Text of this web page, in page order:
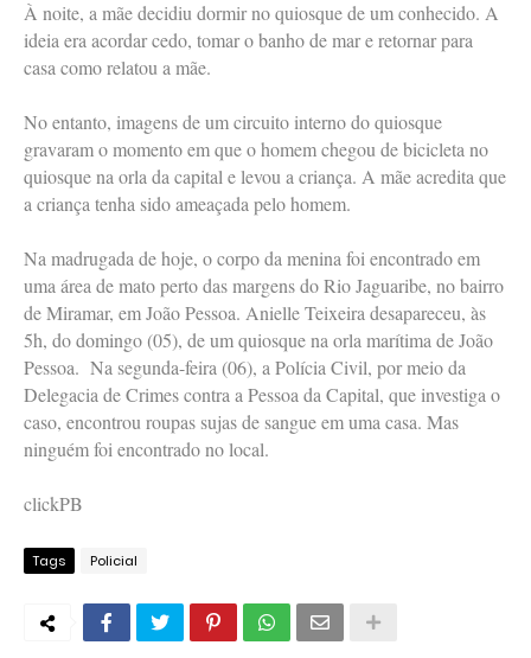
À noite, a mãe decidiu dormir no quiosque de um conhecido. A
ideia era acordar cedo, tomar o banho de mar e retornar para
casa como relatou a mãe.
No entanto, imagens de um circuito interno do quiosque
gravaram o momento em que o homem chegou de bicicleta no
quiosque na orla da capital e levou a criança. A mãe acredita que
a criança tenha sido ameaçada pelo homem.
Na madrugada de hoje, o corpo da menina foi encontrado em
uma área de mato perto das margens do Rio Jaguaribe, no bairro
de Miramar, em João Pessoa. Anielle Teixeira desapareceu, às
5h, do domingo (05), de um quiosque na orla marítima de João
Pessoa. Na segunda-feira (06), a Polícia Civil, por meio da
Delegacia de Crimes contra a Pessoa da Capital, que investiga o
caso, encontrou roupas sujas de sangue em uma casa. Mas
ninguém foi encontrado no local.
clickPB
Tags Policial